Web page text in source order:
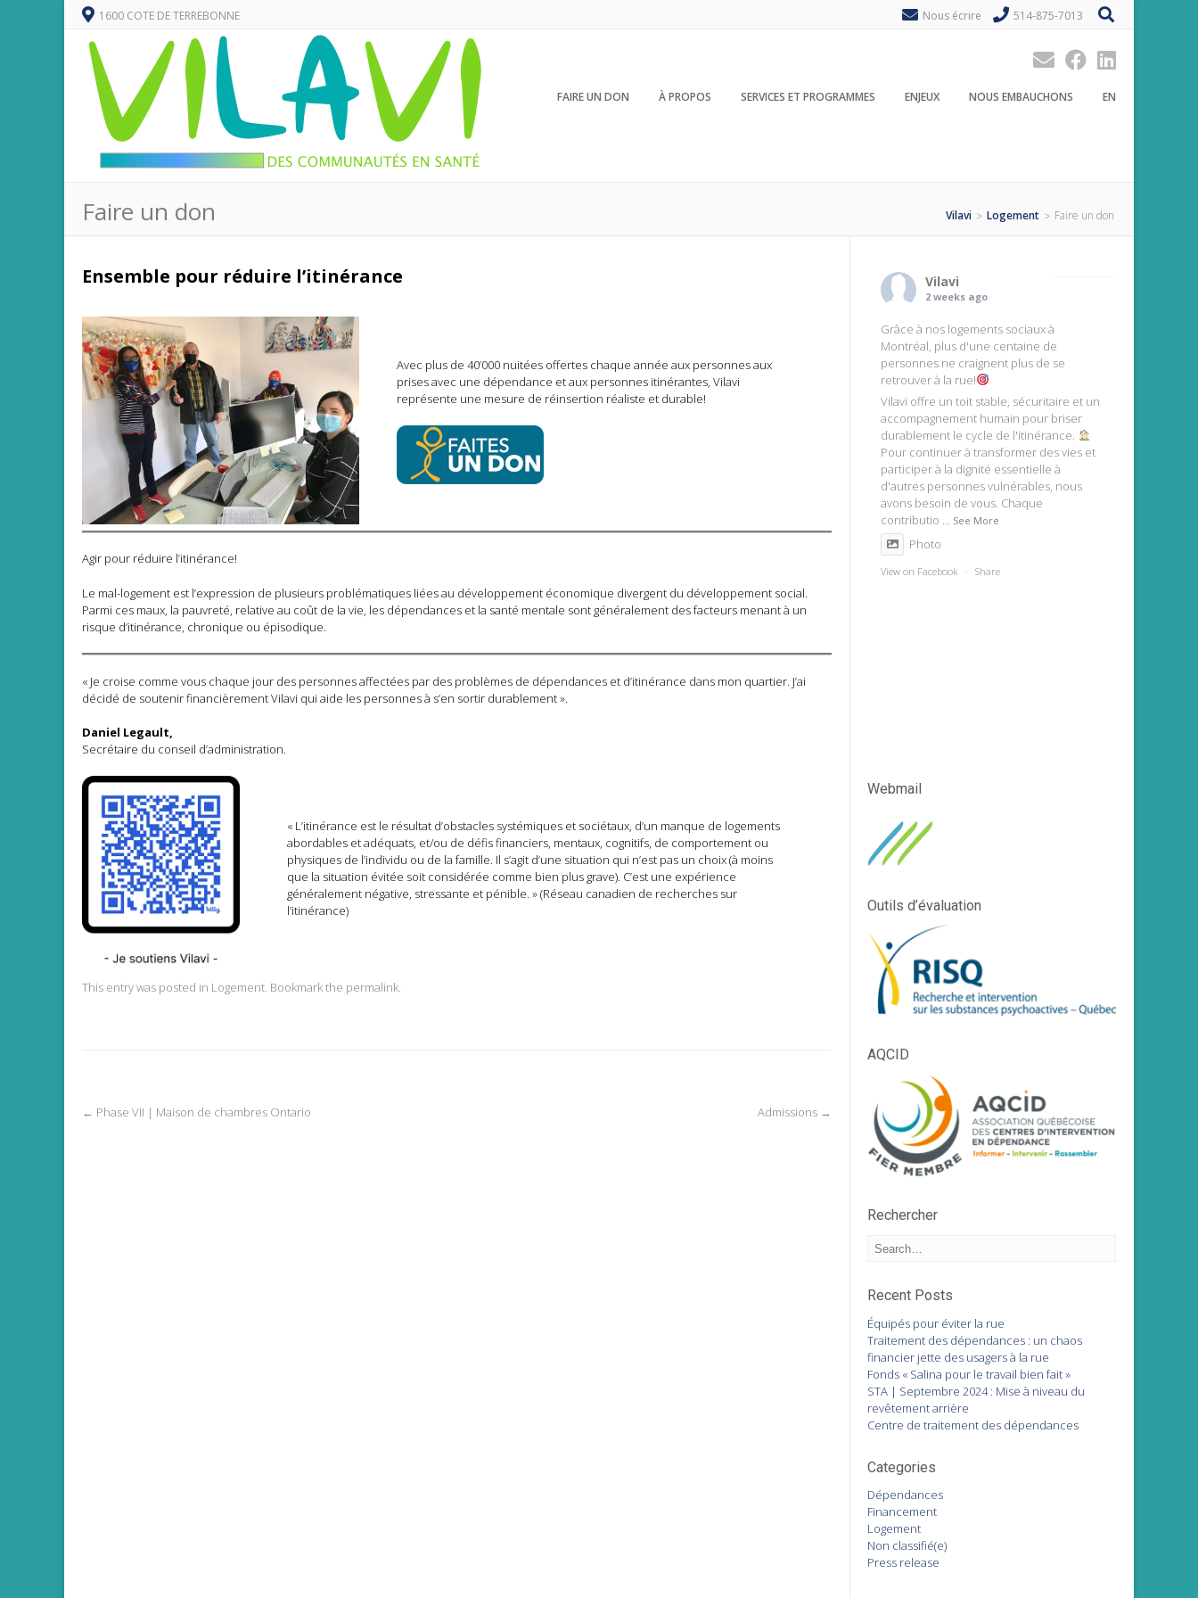
1600 COTE DE TERREBONNE Nous écrire 514-875-7013
FAIRE UN DON À PROPOS SERVICES ET PROGRAMMES ENJEUX NOUS EMBAUCHONS EN
Faire un don Vilavi > Logement > Faire un don
Ensemble pour réduire l’itinérance
Avec plus de 40’000 nuitées offertes chaque année aux personnes aux
prises avec une dépendance et aux personnes itinérantes, Vilavi
représente une mesure de réinsertion réaliste et durable!
Agir pour réduire l’itinérance!
Le mal-logement est l’expression de plusieurs problématiques liées au développement économique divergent du développement social.
Parmi ces maux, la pauvreté, relative au coût de la vie, les dépendances et la santé mentale sont généralement des facteurs menant à un
risque d’itinérance, chronique ou épisodique.
« Je croise comme vous chaque jour des personnes affectées par des problèmes de dépendances et d’itinérance dans mon quartier. J’ai
décidé de soutenir financièrement Vilavi qui aide les personnes à s’en sortir durablement ».
Daniel Legault,
Secrétaire du conseil d’administration.
« L’itinérance est le résultat d’obstacles systémiques et sociétaux, d’un manque de logements
abordables et adéquats, et/ou de défis financiers, mentaux, cognitifs, de comportement ou
physiques de l’individu ou de la famille. Il s’agit d’une situation qui n’est pas un choix (à moins
que la situation évitée soit considérée comme bien plus grave). C’est une expérience
généralement négative, stressante et pénible. » (Réseau canadien de recherches sur
l’itinérance)
This entry was posted in Logement. Bookmark the permalink.
Post
← Phase VII | Maison de chambres Ontario Admissions →
Vilavi
2 weeks ago
Grâce à nos logements sociaux à
Montréal, plus d'une centaine de
personnes ne craignent plus de se
retrouver à la rue!
Vilavi offre un toit stable, sécuritaire et un
accompagnement humain pour briser
durablement le cycle de l'itinérance.
Pour continuer à transformer des vies et
participer à la dignité essentielle à
d'autres personnes vulnérables, nous
avons besoin de vous. Chaque
contributio ... See More
Photo
View on Facebook · Share
Webmail
Outils d’évaluation
AQCID
Rechercher
Recent Posts
Équipés pour éviter la rue
Traitement des dépendances : un chaos
financier jette des usagers à la rue
Fonds « Salina pour le travail bien fait »
STA | Septembre 2024 : Mise à niveau du
revêtement arrière
Centre de traitement des dépendances
Categories
Dépendances
Financement
Logement
Non classifié(e)
Press release